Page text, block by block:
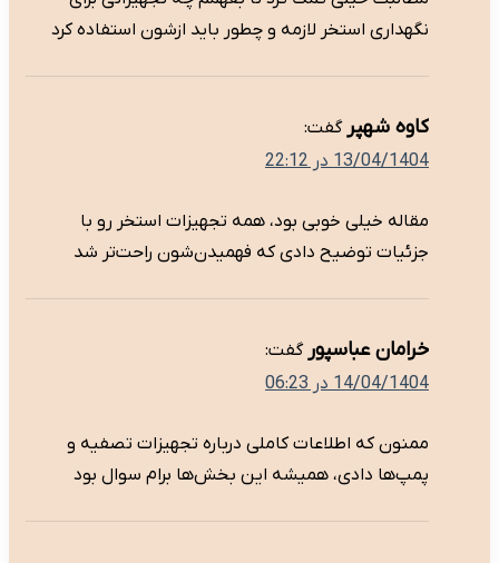
نگهداری استخر لازمه و چطور باید ازشون استفاده کرد
کاوه شهپر گفت:
13/04/1404 در 22:12
مقاله خیلی خوبی بود، همه تجهیزات استخر رو با
جزئیات توضیح دادی که فهمیدن‌شون راحت‌تر شد
خرامان عباسپور گفت:
14/04/1404 در 06:23
ممنون که اطلاعات کاملی درباره تجهیزات تصفیه و
پمپ‌ها دادی، همیشه این بخش‌ها برام سوال بود